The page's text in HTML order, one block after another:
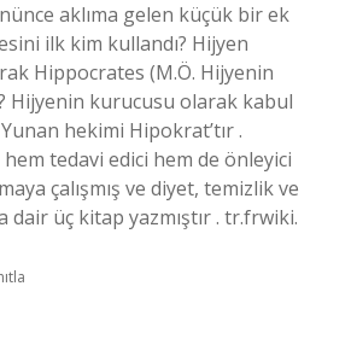
aklıma gelen küçük bir ek
ilk kim kullandı? Hijyen
Hippocrates (M.Ö. Hijyenin
Hijyenin kurucusu olarak kabul
hekimi Hipokrat’tır .
tedavi edici hem de önleyici
çalışmış ve diyet, temizlik ve
dair üç kitap yazmıştır . tr.frwiki.